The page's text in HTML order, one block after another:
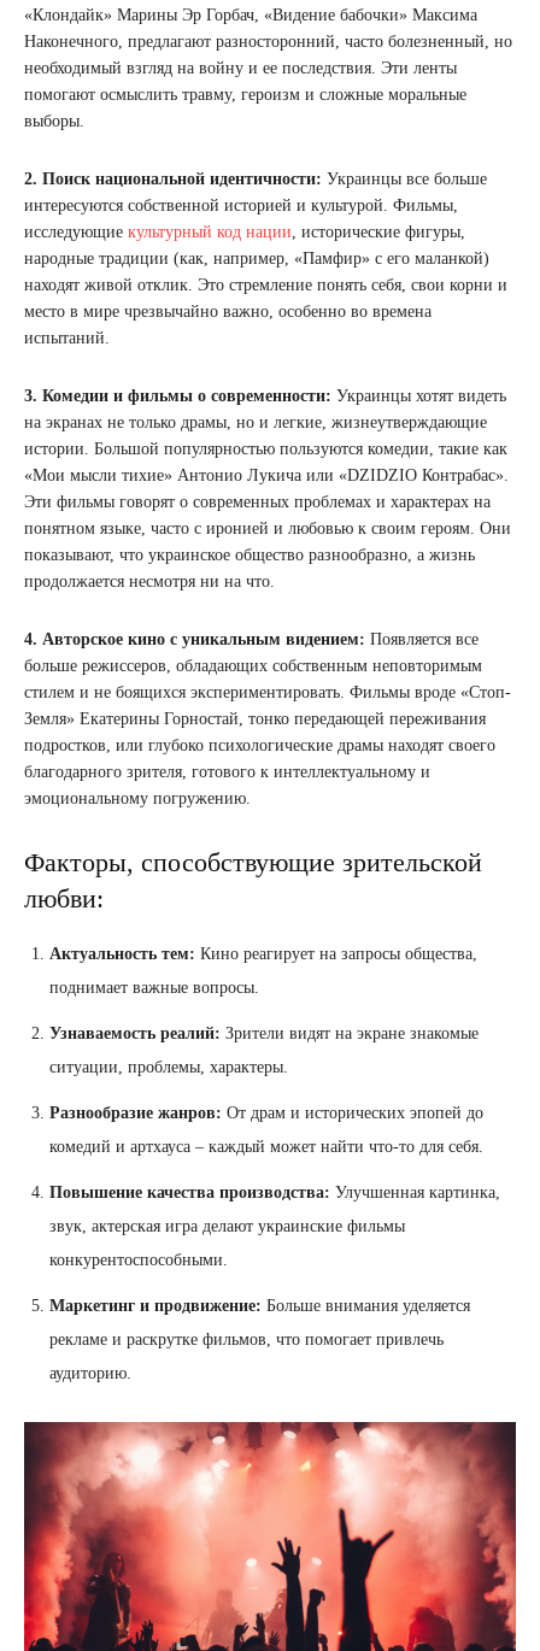
«Клондайк» Марины Эр Горбач, «Видение бабочки» Максима
Наконечного, предлагают разносторонний, часто болезненный, но
необходимый взгляд на войну и ее последствия. Эти ленты
помогают осмыслить травму, героизм и сложные моральные
выборы.
2. Поиск национальной идентичности: Украинцы все больше
интересуются собственной историей и культурой. Фильмы,
исследующие культурный код нации, исторические фигуры,
народные традиции (как, например, «Памфир» с его маланкой)
находят живой отклик. Это стремление понять себя, свои корни и
место в мире чрезвычайно важно, особенно во времена
испытаний.
3. Комедии и фильмы о современности: Украинцы хотят видеть
на экранах не только драмы, но и легкие, жизнеутверждающие
истории. Большой популярностью пользуются комедии, такие как
«Мои мысли тихие» Антонио Лукича или «DZIDZIO Контрабас».
Эти фильмы говорят о современных проблемах и характерах на
понятном языке, часто с иронией и любовью к своим героям. Они
показывают, что украинское общество разнообразно, а жизнь
продолжается несмотря ни на что.
4. Авторское кино с уникальным видением: Появляется все
больше режиссеров, обладающих собственным неповторимым
стилем и не боящихся экспериментировать. Фильмы вроде «Стоп-
Земля» Екатерины Горностай, тонко передающей переживания
подростков, или глубоко психологические драмы находят своего
благодарного зрителя, готового к интеллектуальному и
эмоциональному погружению.
Факторы, способствующие зрительской
любви:
Актуальность тем: Кино реагирует на запросы общества,
поднимает важные вопросы.
Узнаваемость реалий: Зрители видят на экране знакомые
ситуации, проблемы, характеры.
Разнообразие жанров: От драм и исторических эпопей до
комедий и артхауса – каждый может найти что-то для себя.
Повышение качества производства: Улучшенная картинка,
звук, актерская игра делают украинские фильмы
конкурентоспособными.
Маркетинг и продвижение: Больше внимания уделяется
рекламе и раскрутке фильмов, что помогает привлечь
аудиторию.